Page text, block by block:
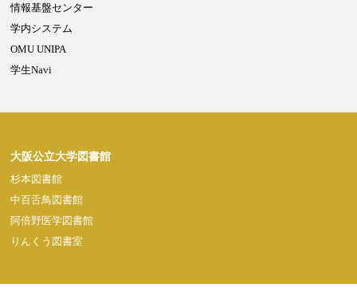
情報基盤センター
学内システム
OMU UNIPA
学生Navi
大阪公立大学図書館
杉本図書館
中百舌鳥図書館
阿倍野医学図書館
りんくう図書室